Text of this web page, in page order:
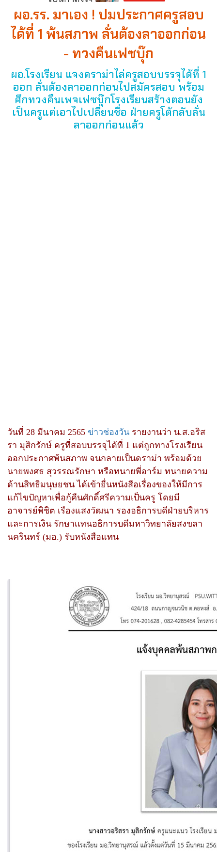
ผอ.รร. มาเอง ! ปมประกาศครูสอบ
ได้ที่ 1 พ้นสภาพ ลั่นต้องลาออกก่อน
- ทวงคืนเฟซบุ๊ก
ผอ.โรงเรียน แจงดราม่าไล่ครูสอบบรรจุได้ที่ 1
ออก ลั่นต้องลาออกก่อนไปสมัครสอบ พร้อม
ศึกทวงคืนเพจเฟซบุ๊กโรงเรียนสร้างตอนยัง
เป็นครูแต่เอาไปเปลี่ยนชื่อ ฝ่ายครูโต้กลับลั่น
ลาออกก่อนแล้ว
วันที่ 28 มีนาคม 2565 ข่าวช่องวัน รายงานว่า น.ส.อริส
รา มุสิกรักษ์ ครูที่สอบบรรจุได้ที่ 1 แต่ถูกทางโรงเรียน
ออกประกาศพ้นสภาพ จนกลายเป็นดราม่า พร้อมด้วย
นายพงศธ สุวรรณรักษา หรือทนายพี่อาร์ม ทนายความ
ด้านสิทธิมนุษยชน ได้เข้ายื่นหนังสือเรื่องของให้มีการ
แก้ไขปัญหาเพื่อกู้คืนศักดิ์ศรีความเป็นครู โดยมี
อาจารย์พิชิต เรืองแสงวัฒนา รองอธิการบดีฝ่ายบริหาร
และการเงิน รักษาเเทนอธิการบดีมหาวิทยาลัยสงขลา
นครินทร์ (มอ.) รับหนังสือแทน